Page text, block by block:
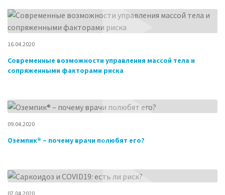
16.04.2020
Современные возможности управления массой тела и
сопряженными факторами риска
09.04.2020
Оземпик® – почему врачи полюбят его?
07.04.2020